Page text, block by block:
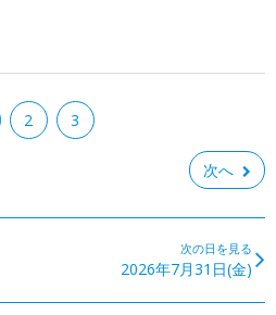
2 3
次へ
次の日を見る
2026年7月31日(金)